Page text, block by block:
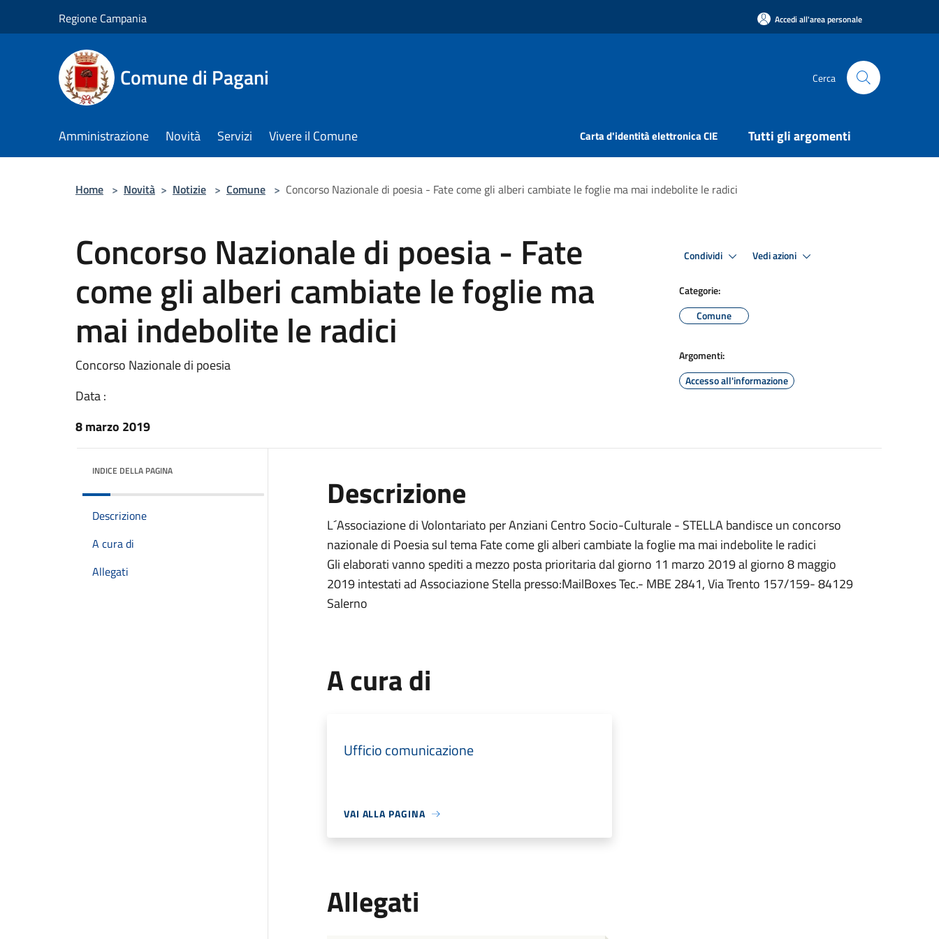
Regione Campania Accedi all'area personale
Comune di Pagani Cerca
Amministrazione Novità Servizi Vivere il Comune Carta d'identità elettronica CIE Tutti gli argomenti
Home > Novità > Notizie > Comune > Concorso Nazionale di poesia - Fate come gli alberi cambiate le foglie ma mai indebolite le radici
Concorso Nazionale di poesia - Fate
come gli alberi cambiate le foglie ma
mai indebolite le radici
Concorso Nazionale di poesia
Data :
8 marzo 2019
Condividi Vedi azioni
Categorie:
Comune
Argomenti:
Accesso all'informazione
INDICE DELLA PAGINA
Descrizione
A cura di
Allegati
Descrizione
L´Associazione di Volontariato per Anziani Centro Socio-Culturale - STELLA bandisce un concorso
nazionale di Poesia sul tema Fate come gli alberi cambiate la foglie ma mai indebolite le radici
Gli elaborati vanno spediti a mezzo posta prioritaria dal giorno 11 marzo 2019 al giorno 8 maggio
2019 intestati ad Associazione Stella presso:MailBoxes Tec.- MBE 2841, Via Trento 157/159- 84129
Salerno
A cura di
Ufficio comunicazione
VAI ALLA PAGINA
Allegati